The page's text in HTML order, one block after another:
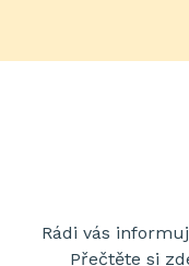
Rádi vás
Přečtěte si